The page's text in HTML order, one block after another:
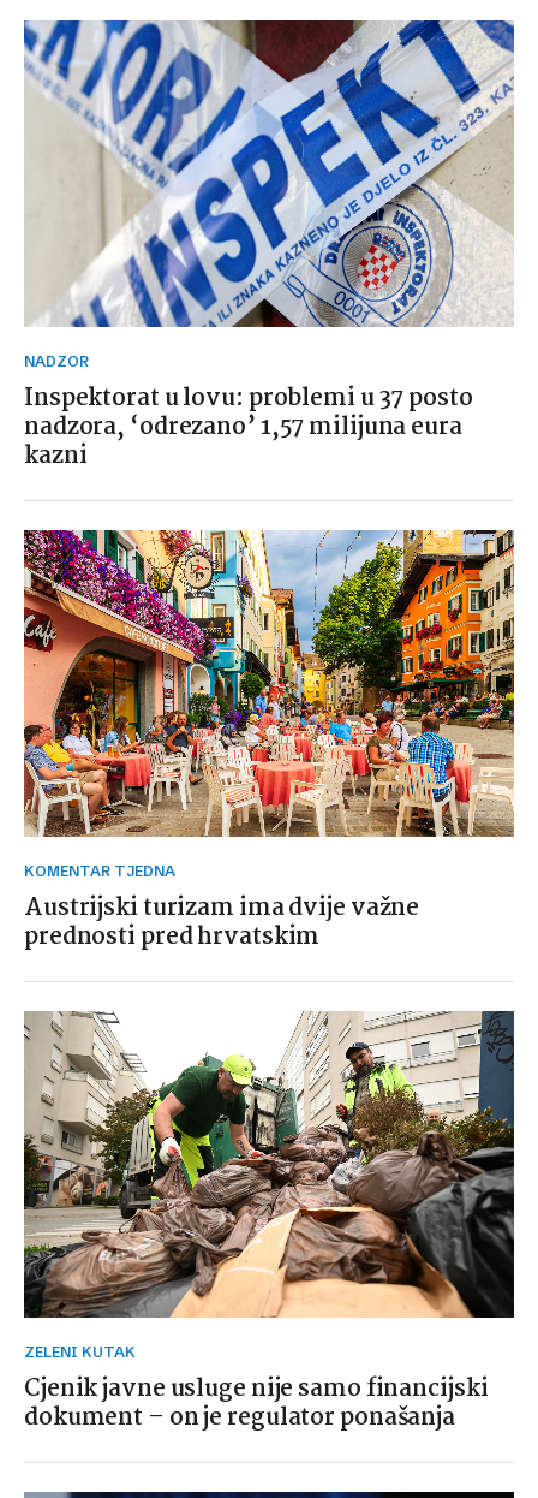
NADZOR
Inspektorat u lovu: problemi u 37 posto
nadzora, ‘odrezano’ 1,57 milijuna eura
kazni
KOMENTAR TJEDNA
Austrijski turizam ima dvije važne
prednosti pred hrvatskim
ZELENI KUTAK
Cjenik javne usluge nije samo financijski
dokument – on je regulator ponašanja